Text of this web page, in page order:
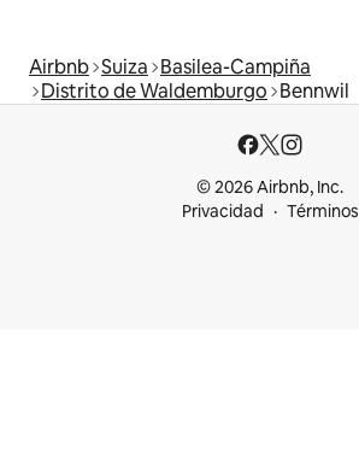
Airbnb Suiza Basilea-Campiña
Distrito de Waldemburgo Bennwil
© 2026 Airbnb, Inc.
Privacidad
Términos